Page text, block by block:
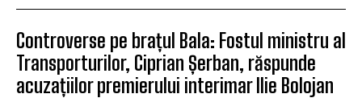
Controverse pe brațul Bala: Fostul ministru al
Transporturilor, Ciprian Șerban, răspunde
acuzațiilor premierului interimar Ilie Bolojan